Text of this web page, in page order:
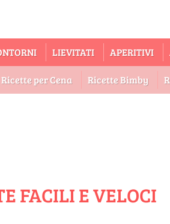
LIEVITATI APERITIVI
Ricette per Cena Ricette Bimby
FACILI E VELOCI